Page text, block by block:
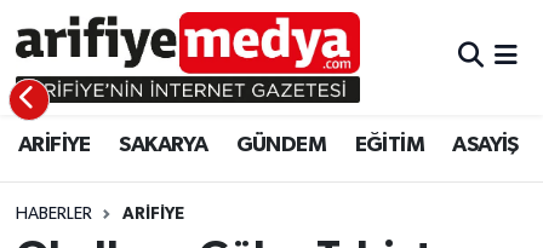
ARİFİYE SAKARYA GÜNDEM EĞİTİM ASAYİŞ
HABERLER ARİFİYE
ARİFİYE
SAKARYA
GÜNDEM
ARİFİYE
GÜNDEM
EĞİTİM
Sakarya Hava Durumu
Sakarya Namaz Vakitleri
Sakarya Trafik Yoğunluk Haritası